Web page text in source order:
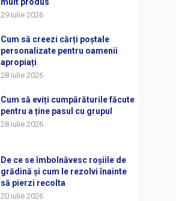
29 iulie 2026
Cum să creezi cărți poștale
personalizate pentru oamenii
apropiați
28 iulie 2026
Cum să eviți cumpărăturile făcute
pentru a ține pasul cu grupul
28 iulie 2026
De ce se îmbolnăvesc roșiile de
grădină și cum le rezolvi înainte
să pierzi recolta
20 iulie 2026